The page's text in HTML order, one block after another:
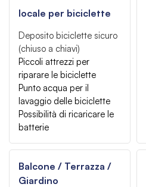
locale per biciclette
Deposito biciclette sicuro
(chiuso a chiavi)
Piccoli attrezzi per
riparare le biciclette
Punto acqua per il
lavaggio delle biciclette
Possibilità di ricaricare le
batterie
Balcone / Terrazza /
Giardino